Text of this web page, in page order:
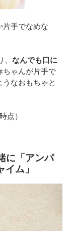
片手でなめな
なんでも口に
ちゃんが片手で
なおもちゃと
点）
に「アンパ
ム」